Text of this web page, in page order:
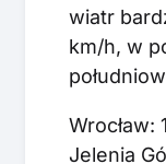
wiatr
km/h, w
Wrocław:
Jelenia